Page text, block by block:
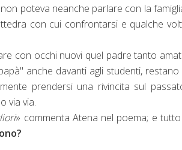
poteva neanche parlare con la
con cui confrontarsi e qualche
con occhi nuovi quel padre tanto
anche davanti agli studenti, restano
prendersi una rivincita sul
via via.
» commenta Atena nel poema; e tutto